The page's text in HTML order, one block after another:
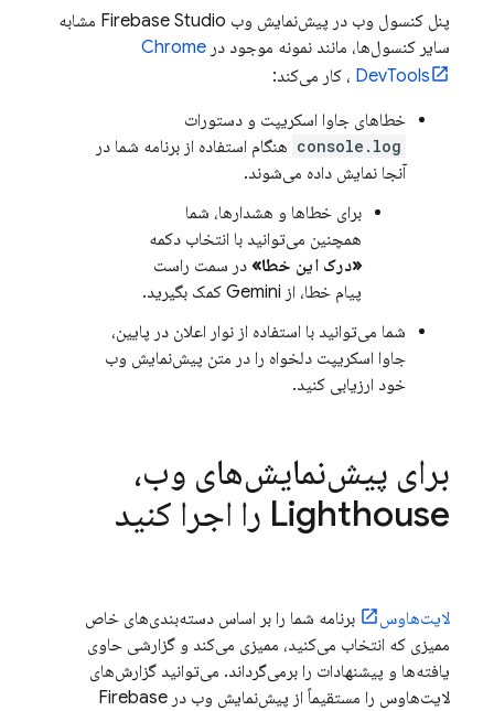
پنل کنسول وب در پیش‌نمایش وب Firebase Studio مشابه
سایر کنسول‌ها، مانند نمونه موجود در Chrome
DevTools ، کار می‌کند:
خطاهای جاوا اسکریپت و دستورات
console.log هنگام استفاده از برنامه شما در
آنجا نمایش داده می‌شوند.
برای خطاها و هشدارها، شما
همچنین می‌توانید با انتخاب دکمه
«درک این خطا» در سمت راست
پیام خطا، از Gemini کمک بگیرید.
شما می‌توانید با استفاده از نوار اعلان در پایین،
جاوا اسکریپت دلخواه را در متن پیش‌نمایش وب
خود ارزیابی کنید.
برای پیش‌نمایش‌های وب،
Lighthouse را اجرا کنید
لایت‌هاوس
برنامه شما را بر اساس دسته‌بندی‌های خاص
ممیزی که انتخاب می‌کنید، ممیزی می‌کند و گزارشی حاوی
یافته‌ها و پیشنهادات را برمی‌گرداند. می‌توانید گزارش‌های
لایت‌هاوس را مستقیماً از پیش‌نمایش وب در Firebase